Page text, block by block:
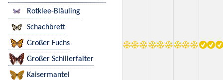
Rotklee-Bläuling
Schachbrett
Großer Fuchs
Großer Schillerfalter
Kaisermantel